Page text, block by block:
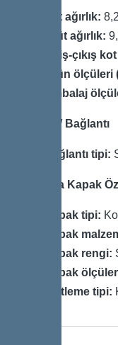
Net ağırlık:
Brüt ağırlık:
Giriş-çıkış
Ürün ölçüleri
Ambalaj
Gövde / Bağlantı
Bağlantı tipi:
Koruma Kapak
Kapak tipi:
Kapak
Kapak rengi:
Kapak
Kilitleme tipi: